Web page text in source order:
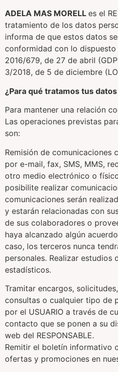
ADELA MAS MORELL es el
tratamiento de los datos
informa de que estos datos
conformidad con lo dispuesto
2016/679, de 27 de abril
3/2018, de 5 de diciembre
¿Para qué tratamos tus
Para mantener una relación
Las operaciones previstas
son:
Remisión de comunicaciones
por e-mail, fax, SMS, MMS,
otro medio electrónico o
posibilite realizar
comunicaciones serán
y estarán relacionadas con
de sus colaboradores o
haya alcanzado algún
caso, los terceros nunca
personales. Realizar estudios
estadísticos.
Tramitar encargos,
consultas o cualquier tipo de
por el USUARIO a través de
contacto que se ponen a su
web del RESPONSABLE.
Remitir el boletín informativo
ofertas y promociones en